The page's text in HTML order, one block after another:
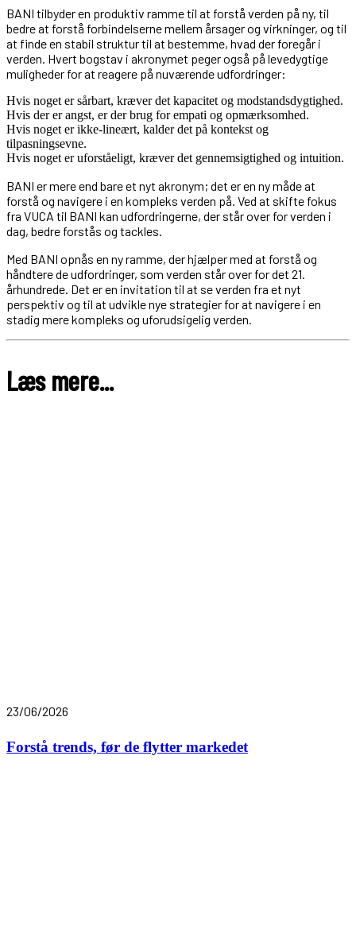
BANI tilbyder en produktiv ramme til at forstå verden på ny, til
bedre at forstå forbindelserne mellem årsager og virkninger, og til
at finde en stabil struktur til at bestemme, hvad der foregår i
verden. Hvert bogstav i akronymet peger også på levedygtige
muligheder for at reagere på nuværende udfordringer:
Hvis noget er sårbart, kræver det kapacitet og modstandsdygtighed.
Hvis der er angst, er der brug for empati og opmærksomhed.
Hvis noget er ikke-lineært, kalder det på kontekst og
tilpasningsevne.
Hvis noget er uforståeligt, kræver det gennemsigtighed og intuition.
BANI er mere end bare et nyt akronym; det er en ny måde at
forstå og navigere i en kompleks verden på. Ved at skifte fokus
fra VUCA til BANI kan udfordringerne, der står over for verden i
dag, bedre forstås og tackles.
Med BANI opnås en ny ramme, der hjælper med at forstå og
håndtere de udfordringer, som verden står over for det 21.
århundrede. Det er en invitation til at se verden fra et nyt
perspektiv og til at udvikle nye strategier for at navigere i en
stadig mere kompleks og uforudsigelig verden.
Læs mere...
23/06/2026
Forstå trends, før de flytter markedet